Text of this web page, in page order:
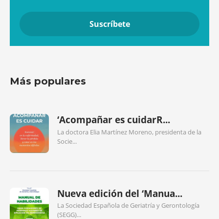
Más populares
‘Acompañar es cuidarR...
La doctora Elia Martínez Moreno, presidenta de la
Socie...
Nueva edición del ‘Manua...
La Sociedad Española de Geriatría y Gerontología
(SEGG)...